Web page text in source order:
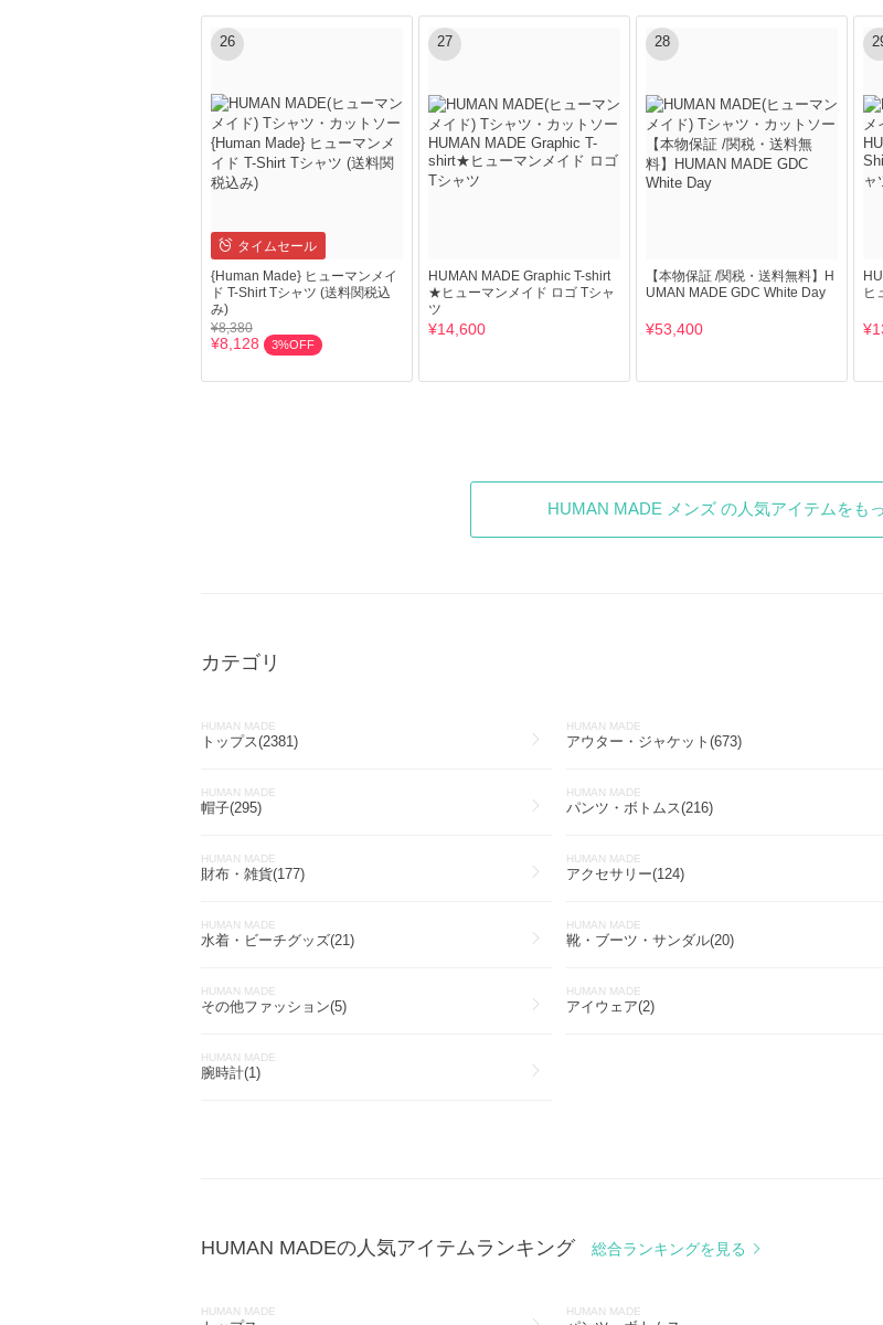
26
タイムセール
{Human Made} ヒューマンメイ
ド T-Shirt Tシャツ (送料関税込
み)
¥8,380
¥8,128 3%OFF
27
HUMAN MADE Graphic T-shirt
★ヒューマンメイド ロゴ Tシャ
ツ
¥14,600
28
【本物保証 /関税・送料無料】H
UMAN MADE GDC White Day
¥53,400
ヒ
HUMAN MADE メンズ の人気アイテムをも
カテゴリ
HUMAN MADE
トップス(2381)
HUMAN MADE
アウター・ジャケット(673)
HUMAN MADE
帽子(295)
HUMAN MADE
パンツ・ボトムス(216)
HUMAN MADE
財布・雑貨(177)
HUMAN MADE
アクセサリー(124)
HUMAN MADE
水着・ビーチグッズ(21)
HUMAN MADE
靴・ブーツ・サンダル(20)
HUMAN MADE
その他ファッション(5)
HUMAN MADE
アイウェア(2)
HUMAN MADE
腕時計(1)
HUMAN MADEの人気アイテムランキング 総合ランキングを見る
HUMAN MADE HUMAN MADE